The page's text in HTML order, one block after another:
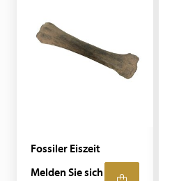
Fossiler Eiszeit
Melden Sie sich